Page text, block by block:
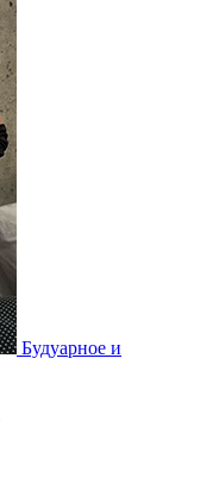
Будуарное и